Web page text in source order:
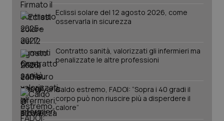
Eclissi solare del 12 agosto 2026, come
osservarla in sicurezza
Contratto sanità, valorizzati gli infermieri ma
penalizzate le altre professioni
Caldo estremo, FADOI: “Sopra i 40 gradi il
corpo può non riuscire più a disperdere il
calore”